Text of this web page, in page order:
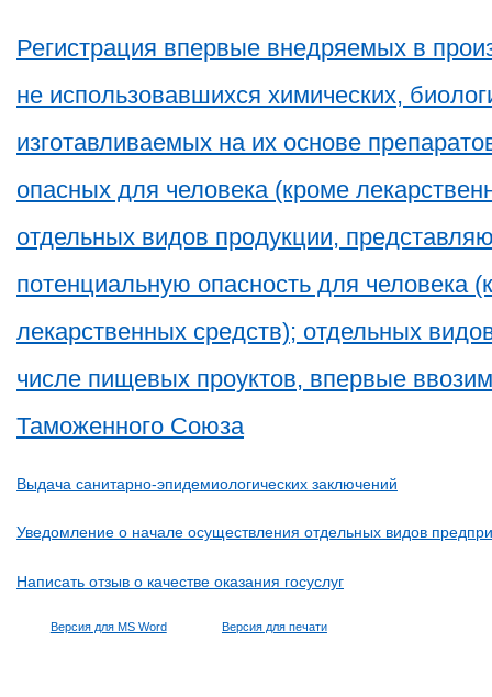
Регистрация впервые внедряемых в
не использовавшихся химических,
изготавливаемых на их основе
опасных для человека (кроме
отдельных видов продукции,
потенциальную опасность для человека
лекарственных средств); отдельных
числе пищевых проуктов, впервые
Таможенного Союза
Выдача санитарно-эпидемиологических заключений
Уведомление о начале осуществления отдельных видов
Написать отзыв о качестве оказания госуслуг
Версия для MS Word Версия для печати